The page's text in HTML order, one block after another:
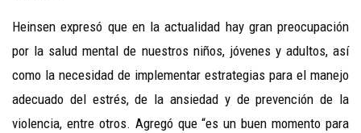
Heinsen expresó que en la actualidad hay gran preocupación
por la salud mental de nuestros niños, jóvenes y adultos, así
como la necesidad de implementar estrategias para el manejo
adecuado del estrés, de la ansiedad y de prevención de la
violencia, entre otros. Agregó que “es un buen momento para